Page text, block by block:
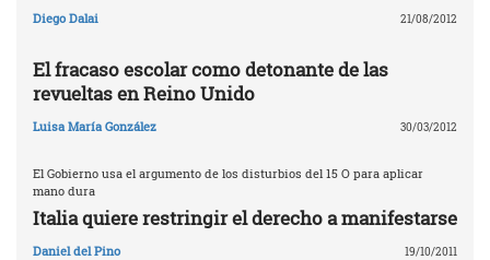
Diego Dalai 21/08/2012
El fracaso escolar como detonante de las
revueltas en Reino Unido
Luisa María González 30/03/2012
El Gobierno usa el argumento de los disturbios del 15 O para aplicar
mano dura
Italia quiere restringir el derecho a manifestarse
Daniel del Pino 19/10/2011